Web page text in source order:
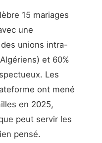
15 mariages
une
unions intra-
et 60%
Les
ont mené
en 2025,
peut servir les
pensé.